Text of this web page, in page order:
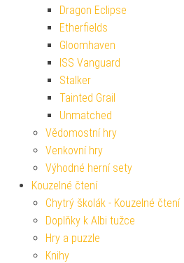
Dragon Eclipse
Etherfields
Gloomhaven
ISS Vanguard
Stalker
Tainted Grail
Unmatched
Vědomostní hry
Venkovní hry
Výhodné herní sety
Kouzelné čtení
Chytrý školák - Kouzelné čtení
Doplňky k Albi tužce
Hry a puzzle
Knihy